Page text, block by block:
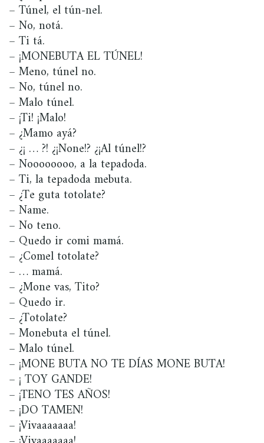
– Túnel, el tún-nel.
– No, notá.
– Ti tá.
– ¡MONEBUTA EL TÚNEL!
– Meno, túnel no.
– No, túnel no.
– Malo túnel.
– ¡Ti! ¡Malo!
– ¿Mamo ayá?
– ¿¡ … ?! ¿¡None!? ¿¡Al túnel!?
– Noooooooo, a la tepadoda.
– Ti, la tepadoda mebuta.
– ¿Te guta totolate?
– Name.
– No teno.
– Quedo ir comi mamá.
– ¿Comel totolate?
– … mamá.
– ¿Mone vas, Tito?
– Quedo ir.
– ¿Totolate?
– Monebuta el túnel.
– Malo túnel.
– ¡MONE BUTA NO TE DÍAS MONE BUTA!
– ¡ TOY GANDE!
– ¡TENO TES AÑOS!
– ¡DO TAMEN!
– ¡Vivaaaaaaa!